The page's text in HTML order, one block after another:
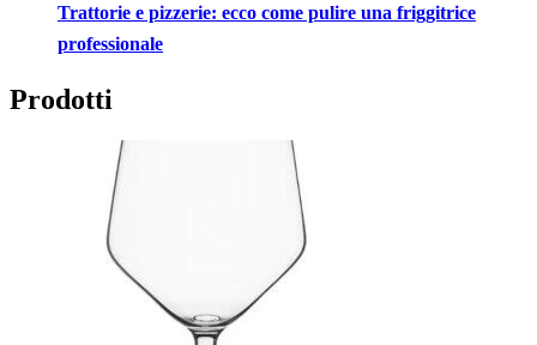
Trattorie e pizzerie: ecco come pulire una friggitrice
professionale
Prodotti